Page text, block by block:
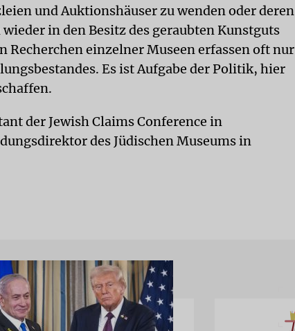
und Auktionshäuser zu wenden oder deren
in den Besitz des geraubten Kunstguts
Recherchen einzelner Museen erfassen oft nur
Es ist Aufgabe der Politik, hier
der Jewish Claims Conference in
des Jüdischen Museums in